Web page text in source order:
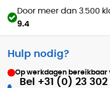
Door meer dan 3.500
9.4
Hulp nodig?
Op werkdagen bereikbaar
Bel +31 (0) 23